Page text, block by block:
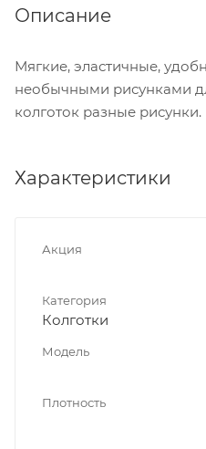
Описание
Мягкие, эластичные,
необычными рисунками
колготок разные рисунки.
Характеристики
Акция
Категория
Колготки
Модель
Плотность